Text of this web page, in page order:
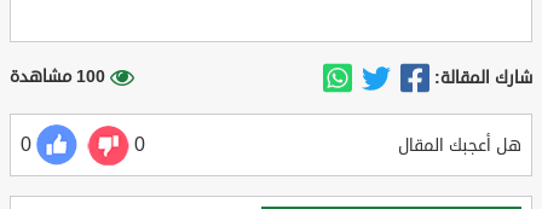
شارك المقالة: 100 مشاهدة
هل أعجبك المقال 0
0